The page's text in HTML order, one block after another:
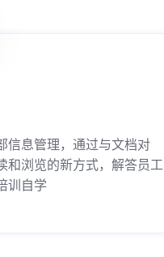
信息管理，通过与文档对
和浏览的新方式，解答员工
训自学